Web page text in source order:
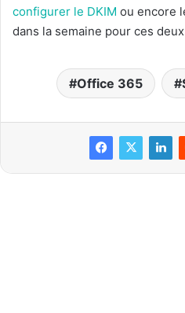
configurer le DKIM ou encore
dans la semaine pour ces
Office 365